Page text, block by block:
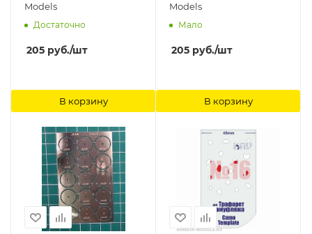
Models
Достаточно
205 руб./шт
В корзину
Models
Мало
205 руб./шт
В корзину